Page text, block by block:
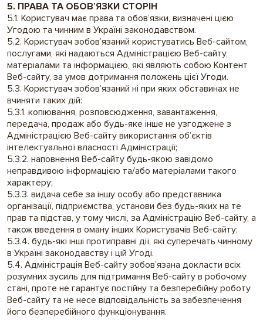
5. ПРАВА ТА ОБОВ’ЯЗКИ СТОРІН
5.1. Користувач має права та обов’язки, визначені цією
Угодою та чинним в Україні законодавством.
5.2. Користувач зобов’язаний користуватись Веб-сайтом,
послугами, які надаються Адміністрацією Веб-сайту,
матеріалами та інформацією, які являють собою Контент
Веб-сайту, за умов дотримання положень цієї Угоди.
5.3. Користувач зобов’язаний ні при яких обставинах не
вчиняти таких дій:
5.3.1. копіювання, розповсюдження, завантаження,
передача, продаж або будь-яке інше не узгоджене з
Адміністрацією Веб-сайту використання об’єктів
інтелектуальної власності Адміністрації;
5.3.2. наповнення Веб-сайту будь-якою завідомо
неправдивою інформацією та/або матеріалами такого
характеру;
5.3.3. видача себе за іншу особу або представника
організації, підприємства, установи без будь-яких на те
прав та підстав, у тому числі, за Адміністрацію Веб-сайту, а
також введення в оману інших Користувачів Веб-сайту;
5.3.4. будь-які інші протиправні дії, які суперечать чинному
в Україні законодавству і цій Угоді.
5.4. Адміністрація Веб-сайту зобов’язана докласти всіх
розумних зусиль для підтримання Веб-сайту в робочому
стані, проте не гарантує постійну та безперебійну роботу
Веб-сайту та не несе відповідальність за забезпечення
його безперебійного функціонування.